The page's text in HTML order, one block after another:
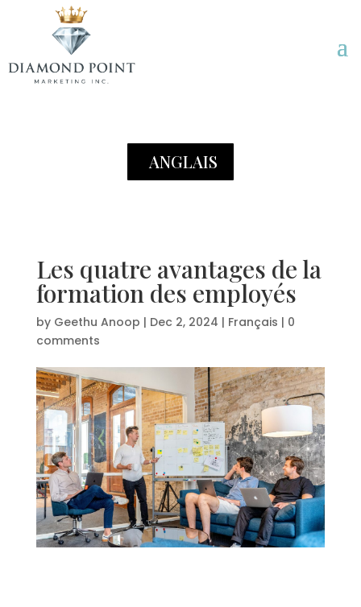
ANGLAIS
Les quatre avantages de la
formation des employés
by Geethu Anoop | Dec 2, 2024 | Français | 0
comments